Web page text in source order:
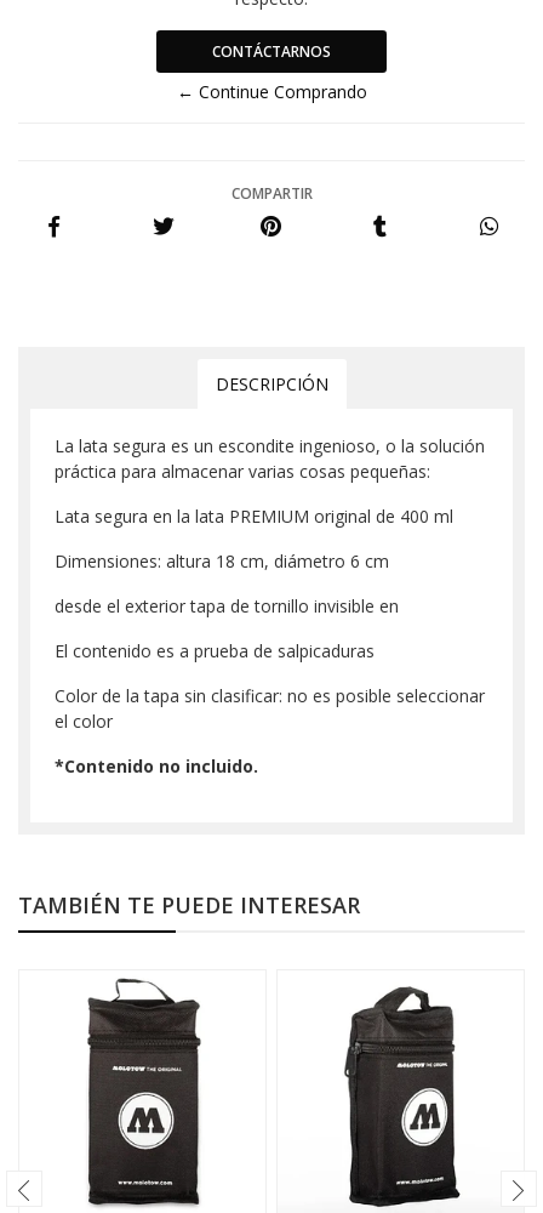
CONTÁCTARNOS
← Continue Comprando
COMPARTIR
DESCRIPCIÓN
La lata segura es un escondite ingenioso, o la solución
práctica para almacenar varias cosas pequeñas:
Lata segura en la lata PREMIUM original de 400 ml
Dimensiones: altura 18 cm, diámetro 6 cm
desde el exterior tapa de tornillo invisible en
El contenido es a prueba de salpicaduras
Color de la tapa sin clasificar: no es posible seleccionar
el color
*Contenido no incluido.
TAMBIÉN TE PUEDE INTERESAR